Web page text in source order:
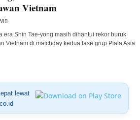
Vietnam
era Shin Tae-yong masih dihantui rekor buruk
Vietnam di matchday kedua fase grup Piala Asia
lewat